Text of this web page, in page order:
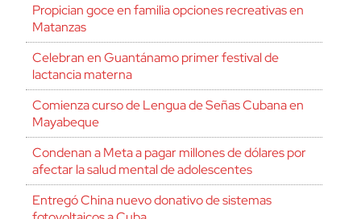
Propician goce en familia opciones recreativas en
Matanzas
Celebran en Guantánamo primer festival de
lactancia materna
Comienza curso de Lengua de Señas Cubana en
Mayabeque
Condenan a Meta a pagar millones de dólares por
afectar la salud mental de adolescentes
Entregó China nuevo donativo de sistemas